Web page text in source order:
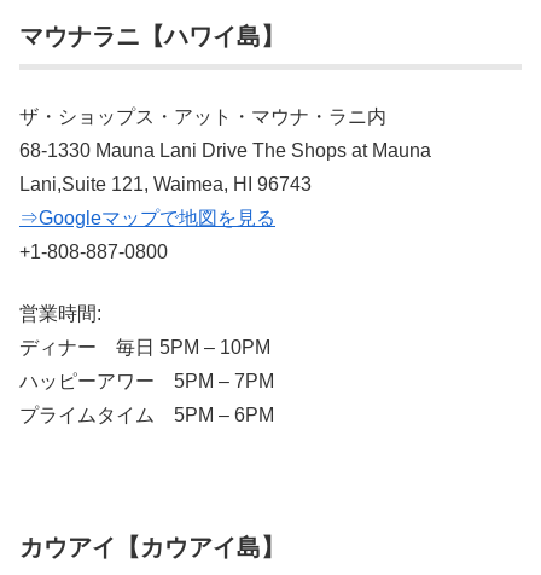
マウナラニ【ハワイ島】
ザ・ショップス・アット・マウナ・ラニ内
68-1330 Mauna Lani Drive The Shops at Mauna
Lani,Suite 121, Waimea, HI 96743
⇒Googleマップで地図を見る
+1-808-887-0800
営業時間:
ディナー 毎日 5PM – 10PM
ハッピーアワー 5PM – 7PM
プライムタイム 5PM – 6PM
カウアイ【カウアイ島】